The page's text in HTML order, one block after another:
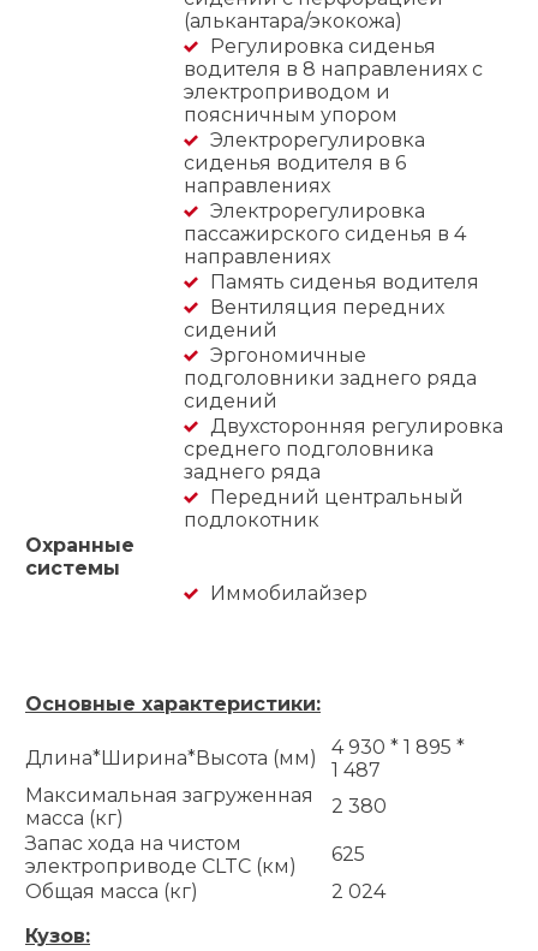
(алькантара/экокожа)
Регулировка сиденья
водителя в 8 направлениях с
электроприводом и
поясничным упором
Электрорегулировка
сиденья водителя в 6
направлениях
Электрорегулировка
пассажирского сиденья в 4
направлениях
Память сиденья водителя
Вентиляция передних
сидений
Эргономичные
подголовники заднего ряда
сидений
Двухсторонняя регулировка
среднего подголовника
заднего ряда
Передний центральный
подлокотник
Охранные
системы
Иммобилайзер
Основные характеристики:
Длина*Ширина*Высота (мм)
4 930 * 1 895 *
1 487
Максимальная загруженная
масса (кг)
2 380
Запас хода на чистом
электроприводе CLTC (км)
625
Общая масса (кг)
2 024
Кузов: